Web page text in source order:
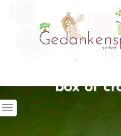
"Life is about
box of